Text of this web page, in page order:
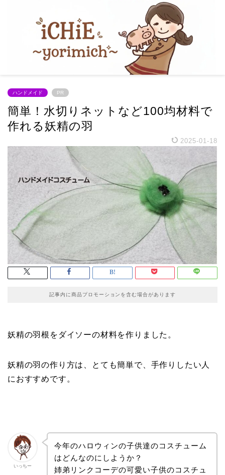
ハンドメイド PR
簡単！水切りネットなど100均材料で
作れる妖精の羽
2025-01-18
記事内に商品プロモーションを含む場合があります
妖精の羽根をダイソーの材料を作りました。
妖精の羽の作り方は、とても簡単で、手作りしたい人
におすすめです。
いっちー
今年のハロウィンの子供達のコスチューム
はどんなのにしようか？
姉弟リンクコーデの可愛い子供のコスチュ